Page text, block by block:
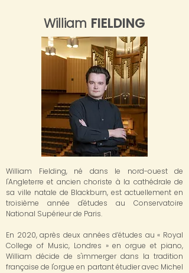
William FIELDING
William Fielding, né dans le nord-ouest de
l'Angleterre et ancien choriste à la cathédrale de
sa ville natale de Blackburn, est actuellement en
troisième année d'études au Conservatoire
National Supérieur de Paris.
En 2020, après deux années d’études au « Royal
College of Music, Londres » en orgue et piano,
William décide de s'immerger dans la tradition
française de l'orgue en partant étudier avec Michel